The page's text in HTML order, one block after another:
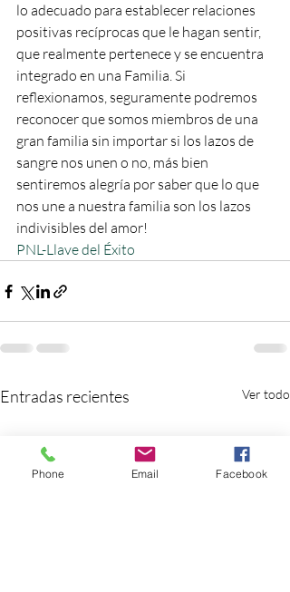
lo adecuado para establecer relaciones
positivas recíprocas que le hagan sentir,
que realmente pertenece y se encuentra
integrado en una Familia. Si
reflexionamos, seguramente podremos
reconocer que somos miembros de una
gran familia sin importar si los lazos de
sangre nos unen o no, más bien
sentiremos alegría por saber que lo que
nos une a nuestra familia son los lazos
indivisibles del amor!
PNL-Llave del Éxito
Entradas recientes Ver todo
Phone Email Facebook